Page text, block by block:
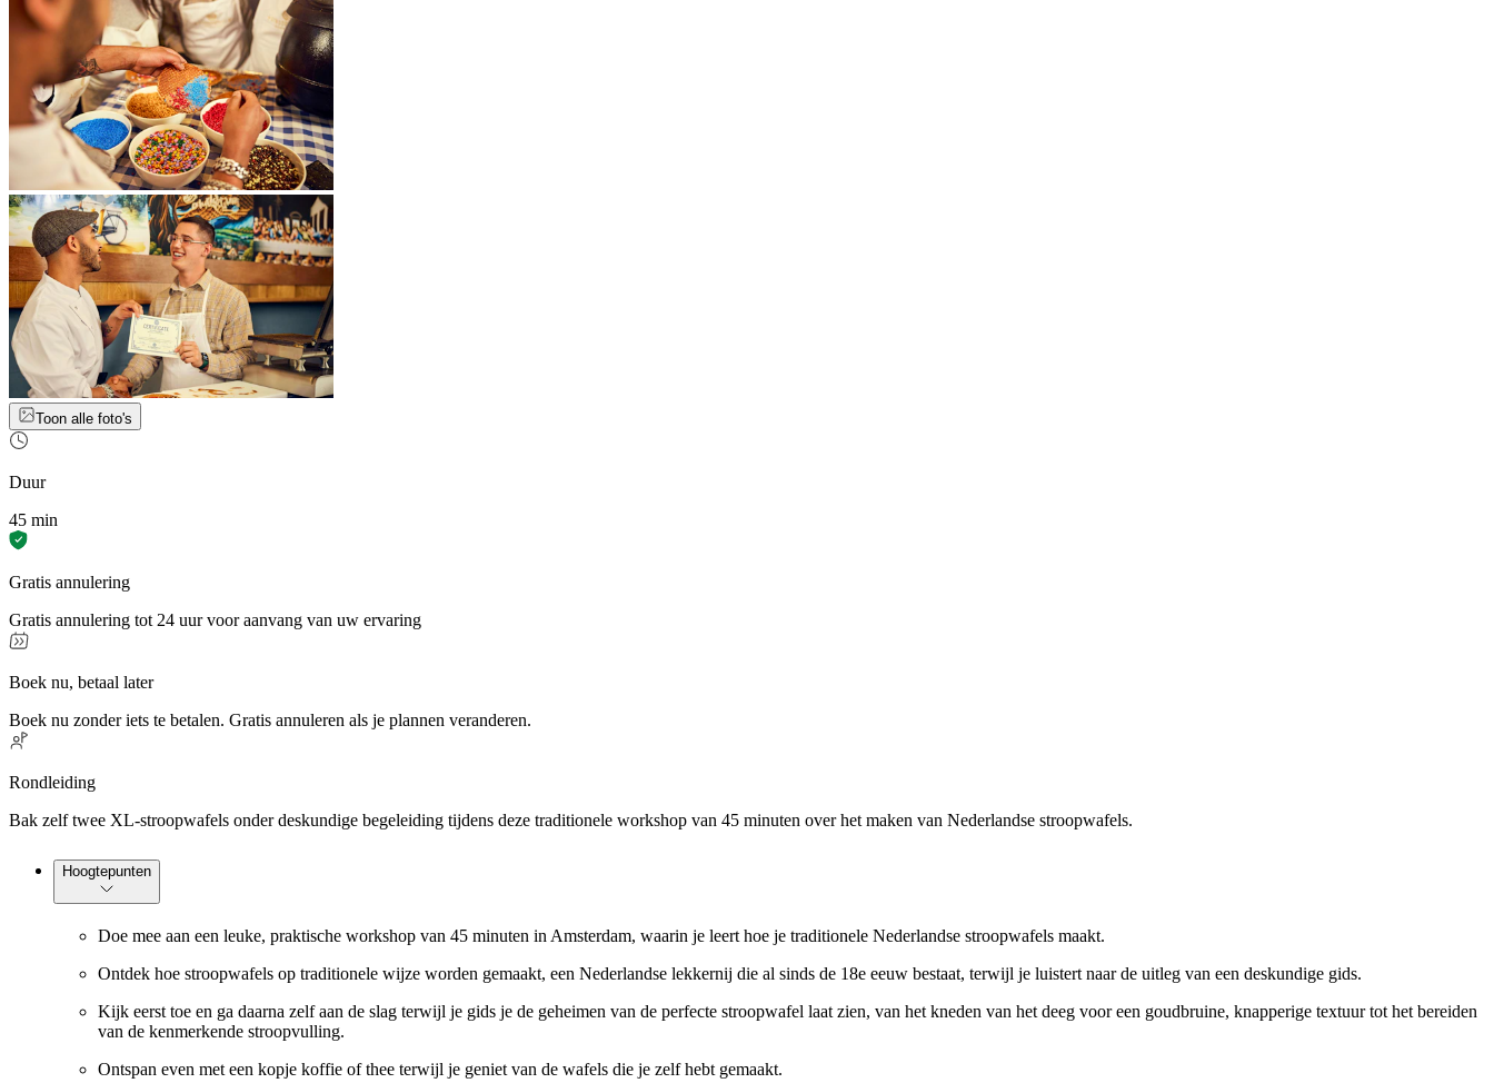
Toon alle foto's
Duur
45 min
Gratis annulering
Gratis annulering tot 24 uur voor aanvang van uw ervaring
Boek nu, betaal later
Boek nu zonder iets te betalen. Gratis annuleren als je plannen veranderen.
Rondleiding
Bak zelf twee XL-stroopwafels onder deskundige begeleiding tijdens deze traditionele workshop van 45 minuten over het maken van Nederlandse stroopwafels.
Hoogtepunten
Doe mee aan een leuke, praktische workshop van 45 minuten in Amsterdam, waarin je leert hoe je traditionele Nederlandse stroopwafels maakt.
Ontdek hoe stroopwafels op traditionele wijze worden gemaakt, een Nederlandse lekkernij die al sinds de 18e eeuw bestaat, terwijl je luistert naar de uitleg van een deskundige gids.
Kijk eerst toe en ga daarna zelf aan de slag terwijl je gids je de geheimen van de perfecte stroopwafel laat zien, van het kneden van het deeg voor een goudbruine, knapperige textuur tot het bereiden
van de kenmerkende stroopvulling.
Ontspan even met een kopje koffie of thee terwijl je geniet van de wafels die je zelf hebt gemaakt.